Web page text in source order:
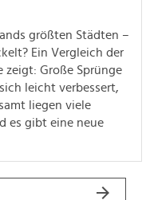
größten Städten –
Ein Vergleich der
zeigt: Große Sprünge
leicht verbessert,
liegen viele
es gibt eine neue